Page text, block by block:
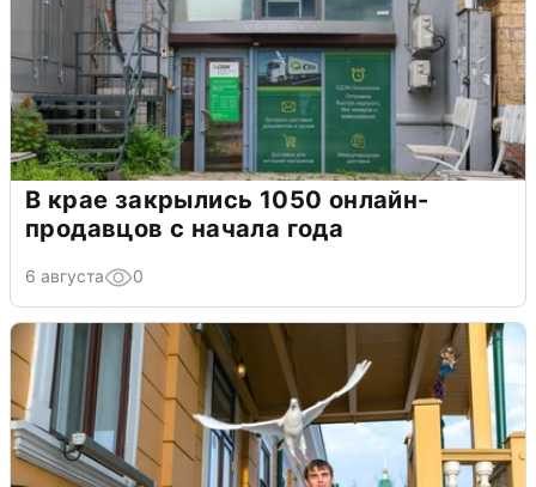
В крае закрылись 1050 онлайн-
продавцов с начала года
6 августа 0